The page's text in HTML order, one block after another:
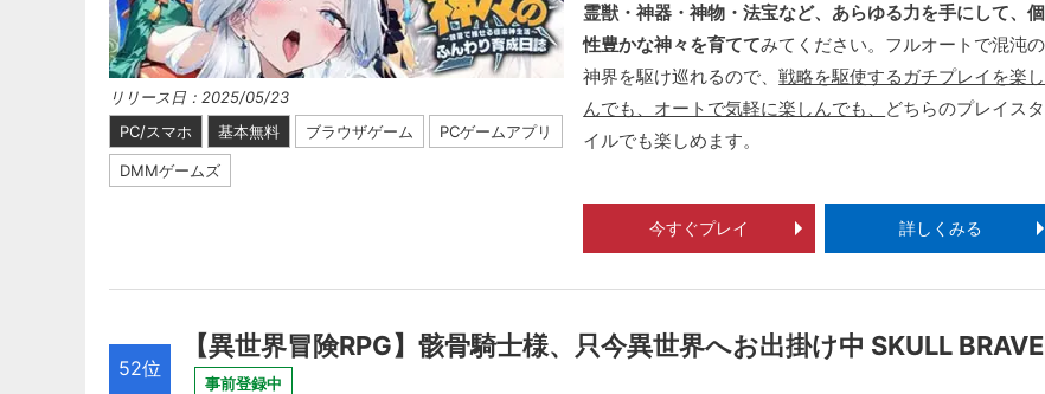
リリース日：2025/05/23
PC/スマホ
基本無料 ブラウザゲーム PCゲームアプリ
DMMゲームズ
霊獣・神器・神物・法宝など、あらゆる力を手にして、個
性豊かな神々を育ててみてください。フルオートで混沌の
神界を駆け巡れるので、戦略を駆使するガチプレイを楽し
んでも、オートで気軽に楽しんでも、 どちらのプレイスタ
イルでも楽しめます。
今すぐプレイ 詳しくみる
52位
【異世界冒険RPG】骸骨騎士様、只今異世界へお出掛け中 SKULL BRAVE
事前登録中